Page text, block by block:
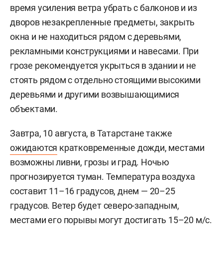
время усиления ветра убрать с балконов и из
дворов незакрепленные предметы, закрыть
окна и не находиться рядом с деревьями,
рекламными конструкциями и навесами. При
грозе рекомендуется укрыться в здании и не
стоять рядом с отдельно стоящими высокими
деревьями и другими возвышающимися
объектами.
Завтра, 10 августа, в Татарстане также
ожидаются кратковременные дожди, местами
возможны ливни, грозы и град. Ночью
прогнозируется туман. Температура воздуха
составит 11–16 градусов, днем — 20–25
градусов. Ветер будет северо-западным,
местами его порывы могут достигать 15–20 м/с.